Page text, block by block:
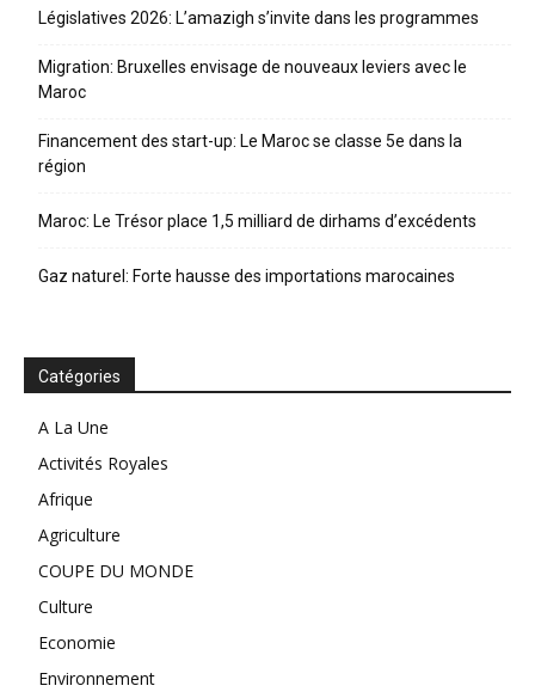
Législatives 2026: L’amazigh s’invite dans les programmes
Migration: Bruxelles envisage de nouveaux leviers avec le
Maroc
Financement des start-up: Le Maroc se classe 5e dans la
région
Maroc: Le Trésor place 1,5 milliard de dirhams d’excédents
Gaz naturel: Forte hausse des importations marocaines
Catégories
A La Une
Activités Royales
Afrique
Agriculture
COUPE DU MONDE
Culture
Economie
Environnement